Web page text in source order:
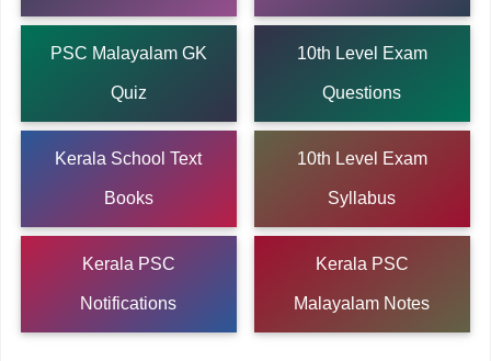
PSC Malayalam GK
Quiz
10th Level Exam
Questions
Kerala School Text
Books
10th Level Exam
Syllabus
Kerala PSC
Notifications
Kerala PSC
Malayalam Notes